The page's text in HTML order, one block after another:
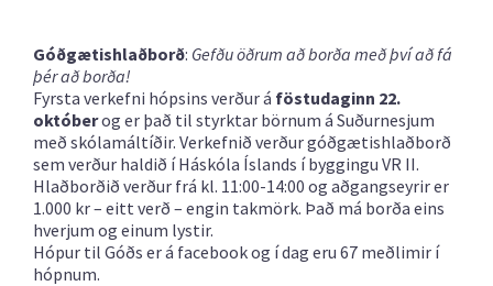
Góðgætishlaðborð: Gefðu öðrum að borða með því að fá
þér að borða!
Fyrsta verkefni hópsins verður á föstudaginn 22.
októberog er það til styrktar börnum á Suðurnesjum
með skólamáltíðir. Verkefnið verður góðgætishlaðborð
sem verður haldið í Háskóla Íslands í byggingu VR II.
Hlaðborðið verður frá kl. 11:00-14:00 og aðgangseyrir er
1.000 kr – eitt verð – engin takmörk. Það má borða eins
hverjum og einum lystir.
Hópur til Góðs er á facebook og í dag eru 67 meðlimir í
hópnum.